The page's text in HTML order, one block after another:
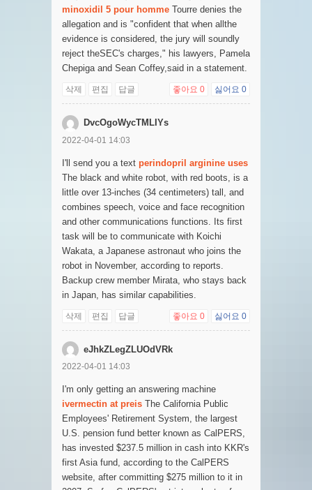
minoxidil 5 pour homme Tourre denies the
allegation and is "confident that when allthe
evidence is considered, the jury will soundly
reject theSEC's charges," his lawyers, Pamela
Chepiga and Sean Coffey,said in a statement.
삭제 편집 답글 좋아요 0 싫어요 0
DvcOgoWycTMLIYs
2022-04-01 14:03
I'll send you a text perindopril arginine uses
The black and white robot, with red boots, is a
little over 13-inches (34 centimeters) tall, and
combines speech, voice and face recognition
and other communications functions. Its first
task will be to communicate with Koichi
Wakata, a Japanese astronaut who joins the
robot in November, according to reports.
Backup crew member Mirata, who stays back
in Japan, has similar capabilities.
삭제 편집 답글 좋아요 0 싫어요 0
eJhkZLegZLUOdVRk
2022-04-01 14:03
I'm only getting an answering machine
ivermectin at preis The California Public
Employees' Retirement System, the largest
U.S. pension fund better known as CalPERS,
has invested $237.5 million in cash into KKR's
first Asia fund, according to the CalPERS
website, after committing $275 million to it in